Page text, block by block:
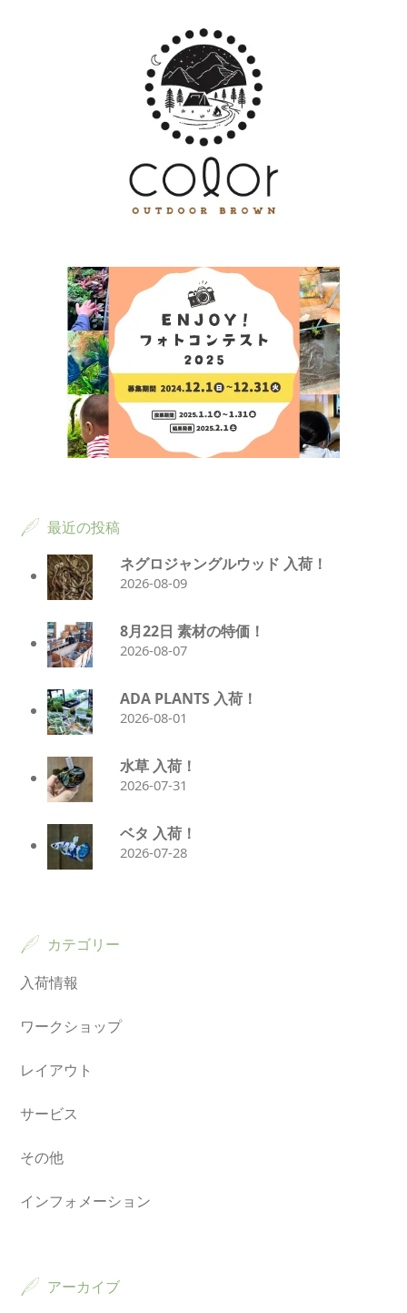
最近の投稿
ネグロジャングルウッド 入荷！
2026-08-09
8月22日 素材の特価！
2026-08-07
ADA PLANTS 入荷！
2026-08-01
水草 入荷！
2026-07-31
ベタ 入荷！
2026-07-28
カテゴリー
入荷情報
ワークショップ
レイアウト
サービス
その他
インフォメーション
アーカイブ